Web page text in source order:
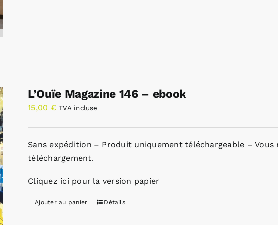
L’Ouïe Magazine 146 – ebook
15,00 € TVA incluse
Sans expédition – Produit uniquement téléchargeable –
téléchargement.
Cliquez ici pour la version papier
Ajouter au panier Détails